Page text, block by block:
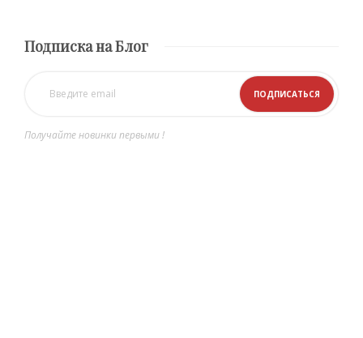
Подписка на Блог
Получайте новинки первыми !